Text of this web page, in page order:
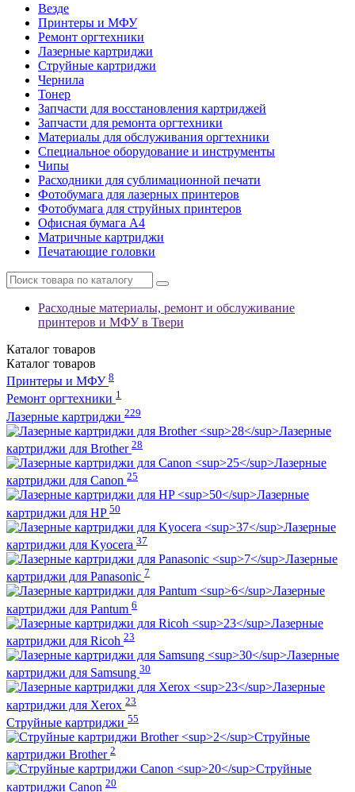
Везде
Принтеры и МФУ
Ремонт оргтехники
Лазерные картриджи
Струйные картриджи
Чернила
Тонер
Запчасти для восстановления картриджей
Запчасти для ремонта оргтехники
Материалы для обслуживания оргтехники
Специальное оборудование и инструменты
Чипы
Расходники для сублимационной печати
Фотобумага для лазерных принтеров
Фотобумага для струйных принтеров
Офисная бумага А4
Матричные картриджи
Печатающие головки
Расходные материалы, ремонт и обслуживание
принтеров и МФУ в Твери
Каталог товаров
Каталог товаров
Принтеры и МФУ 8
Ремонт оргтехники 1
Лазерные картриджи 229
Лазерные
картриджи для Brother 28
Лазерные
картриджи для Canon 25
Лазерные
картриджи для HP 50
Лазерные
картриджи для Kyocera 37
Лазерные
картриджи для Panasonic 7
Лазерные
картриджи для Pantum 6
Лазерные
картриджи для Ricoh 23
Лазерные
картриджи для Samsung 30
Лазерные
картриджи для Xerox 23
Струйные картриджи 55
Струйные
картриджи Brother 2
Струйные
картриджи Canon 20